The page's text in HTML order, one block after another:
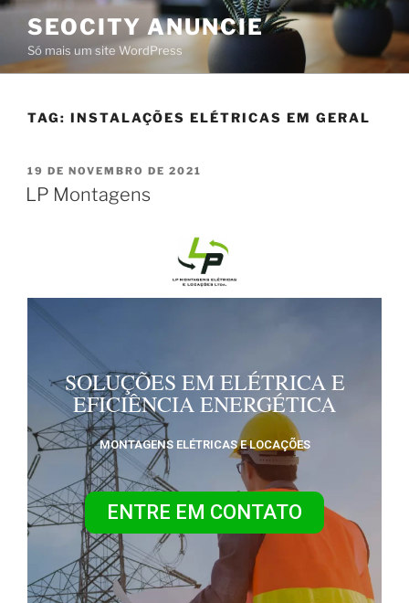
SEOCITY ANUNCIE
Só mais um site WordPress
TAG: INSTALAÇÕES ELÉTRICAS EM GERAL
19 DE NOVEMBRO DE 2021
LP Montagens
SOLUÇÕES EM ELÉTRICA E
EFICIÊNCIA ENERGÉTICA
ENTRE EM CONTATO
MONTAGENS ELÉTRICAS E LOCAÇÕES